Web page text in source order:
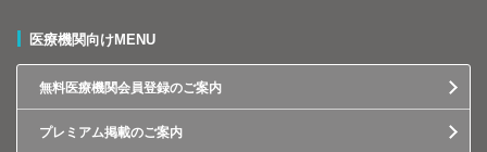
医療機関向けMENU
無料医療機関会員登録のご案内
プレミアム掲載のご案内